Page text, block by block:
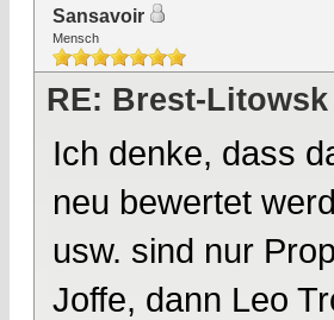
Sansavoir
Mensch
RE: Brest-
Ich denke, dass
neu bewertet
usw. sind nur
Joffe, dann Leo